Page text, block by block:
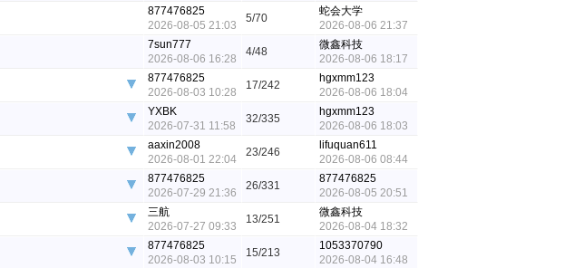
877476825
2026-08-05 21:03
5/70
蛇会大学
2026-08-06 21:37
7sun777
2026-08-06 16:28
4/48
微鑫科技
2026-08-06 18:17
877476825
2026-08-03 10:28
17/242
hgxmm123
2026-08-06 18:04
YXBK
2026-07-31 11:58
32/335
hgxmm123
2026-08-06 18:03
aaxin2008
2026-08-01 22:04
23/246
lifuquan611
2026-08-06 08:44
877476825
2026-07-29 21:36
26/331
877476825
2026-08-05 20:51
三航
2026-07-27 09:33
13/251
微鑫科技
2026-08-04 18:32
877476825
2026-08-03 10:15
15/213
1053370790
2026-08-04 16:48